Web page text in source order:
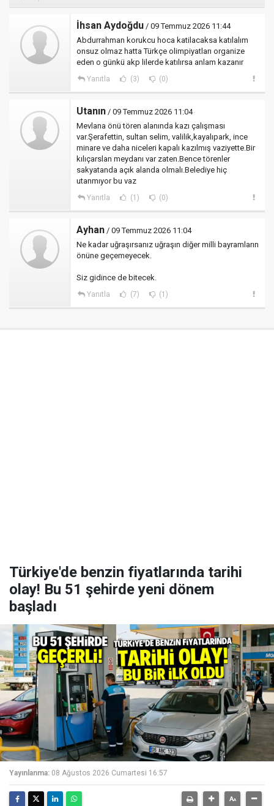
İhsan Aydoğdu / 09 Temmuz 2026 11:44
Abdurrahman korukcu hoca katilacaksa katılalım
onsuz olmaz hatta Türkçe olimpiyatları organize
eden o günkü akp lilerde katılırsa anlam kazanır
Yanıtla (3) (0)
Utanın / 09 Temmuz 2026 11:04
Mevlana önü tören alanında kazı çalışması
var.Şerafettin, sultan selim, valilik,kayalıpark, ince
minare ve daha niceleri kapalı kazılmış vaziyette.Bir
kılıçarslan meydanı var zaten.Bence törenler
sakyatanda açık alanda olmalı.Belediye hiç
utanmıyor bu vaz
Yanıtla (1) (0)
Ayhan / 09 Temmuz 2026 11:04
Ne kadar uğraşırsanız uğraşın diğer milli bayramların
önüne geçemeyecek.
Siz gidince de bitecek.
Yanıtla (7) (1)
Türkiye'de benzin fiyatlarında tarihi
olay! Bu 51 şehirde yeni dönem
başladı
Yayınlanma: 08 Ağustos 2026 Cumartesi 16:57